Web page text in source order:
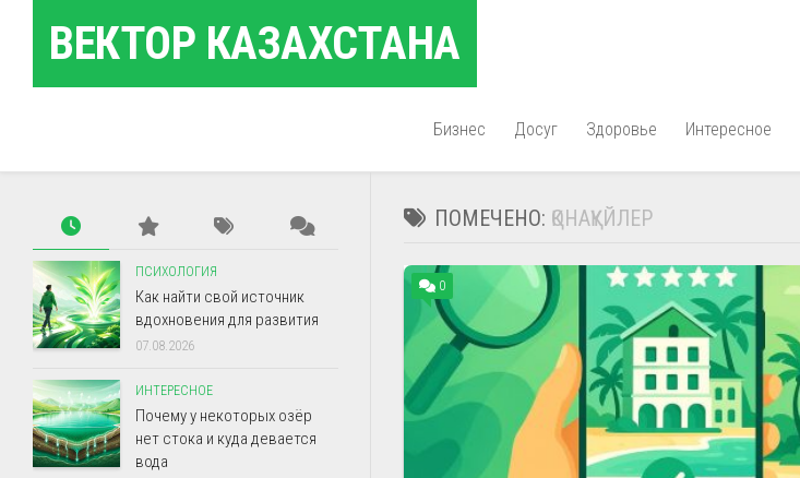
содержаниюВЕКТОР КАЗАХСТАНА
Бизнес Досуг Здоровье Интересное
ПОМЕЧЕНО: ҚОНАҚҮЙЛЕР
0
ПСИХОЛОГИЯ
Как найти свой источник
вдохновения для развития
07.08.2026
ИНТЕРЕСНОЕ
Почему у некоторых озёр
нет стока и куда девается
вода